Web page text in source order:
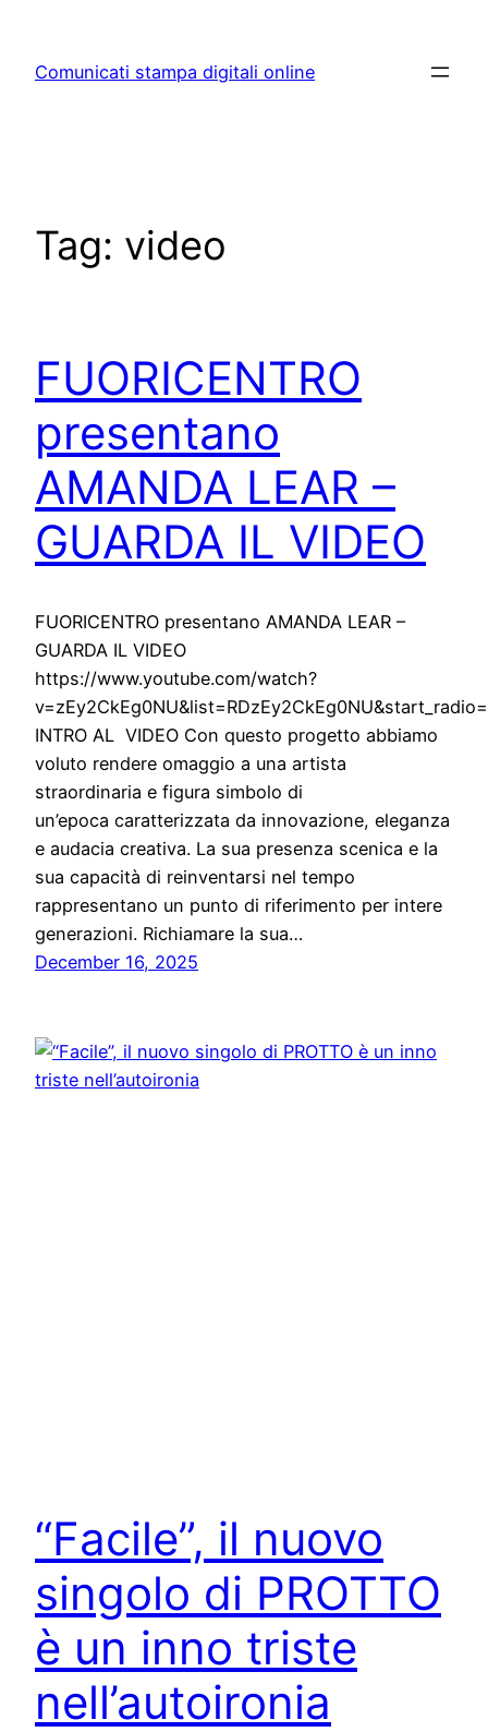
content
Comunicati stampa digitali online
Tag: video
FUORICENTRO
presentano
AMANDA LEAR –
GUARDA IL VIDEO
FUORICENTRO presentano AMANDA LEAR –
GUARDA IL VIDEO
https://www.youtube.com/watch?
INTRO AL VIDEO Con questo progetto abbiamo
voluto rendere omaggio a una artista
straordinaria e figura simbolo di
un’epoca caratterizzata da innovazione, eleganza
e audacia creativa. La sua presenza scenica e la
sua capacità di reinventarsi nel tempo
rappresentano un punto di riferimento per intere
generazioni. Richiamare la sua…
December 16, 2025
“Facile”, il nuovo
singolo di PROTTO
è un inno triste
nell’autoironia